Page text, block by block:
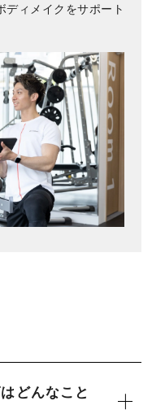
ディメイクをサポート
どんなこと